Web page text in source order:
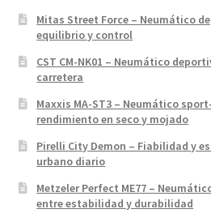
Mitas Street Force – Neumático
equilibrio y control
CST CM-NK01 – Neumático
carretera
Maxxis MA-ST3 – Neumático
rendimiento en seco y mojado
Pirelli City Demon – Fiabilidad y
urbano diario
Metzeler Perfect ME77 –
entre estabilidad y durabilidad